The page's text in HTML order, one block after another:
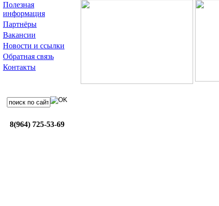
Полезная
информация
Партнёры
Вакансии
Новости и ссылки
Обратная связь
Контакты
8(964) 725-53-69